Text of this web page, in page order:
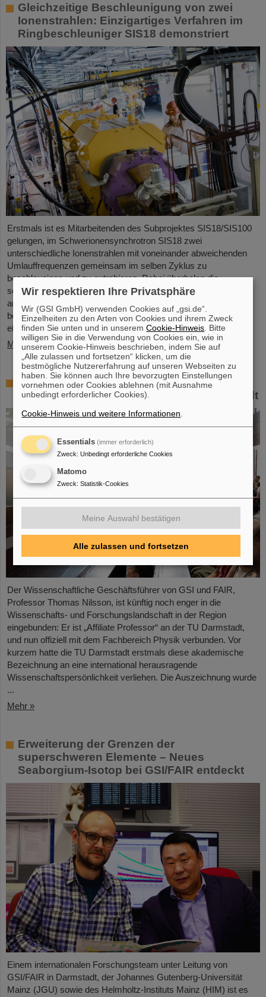
Gleichzeitige Beschleunigung von zwei
Ionenstrahlen: Einzigartiges Verfahren im
Ringbeschleuniger SIS18 demonstriert
Erstmals ist es Mitarbeitenden des Subprojektes SIS18/SIS100
gelungen, im Schwerionensynchrotron SIS18 zwei
unterschiedliche Ionenstrahlen mit voneinander abweichenden
Umlauffrequenzen gemeinsam im selben Zyklus zu
beschleunigen und zu extrahieren. Dabei überholen die
schnelleren Ionen des einen Strahls die langsameren Ionen des
anderen Strahls ständig, so dass sich die Teilchenpakete der
beiden Strahlen immer wieder durchdringen. Dieses weltweit
einmalige Verfahren unterstreicht eindrucksvoll…
Mehr »
Auszeichnung: Professor Thomas Nilsson
ist „Affiliate Professor“ an der TU Darmstadt
Der Wissenschaftliche Geschäftsführer von GSI und FAIR,
Professor Thomas Nilsson, ist künftig noch enger in die
Wissenschafts- und Forschungslandschaft in der Region
eingebunden: Er ist „Affiliate Professor“ an der TU Darmstadt,
und nun offiziell mit dem Fachbereich Physik verbunden. Vor
kurzem hatte die TU Darmstadt erstmals diese akademische
Bezeichnung an eine international herausragende
Wissenschaftspersönlichkeit verliehen. Die Auszeichnung wurde
...
Mehr »
Erweiterung der Grenzen der
superschweren Elemente – Neues
Seaborgium-Isotop bei GSI/FAIR entdeckt
Einem internationalen Forschungsteam unter Leitung von
GSI/FAIR in Darmstadt, der Johannes Gutenberg-Universität
Mainz (JGU) sowie des Helmholtz-Instituts Mainz (HIM) ist es
Wir respektieren Ihre Privatsphäre
Wir (GSI GmbH) verwenden Cookies auf „gsi.de“.
Einzelheiten zu den Arten von Cookies und ihrem Zweck
finden Sie unten und in unseremCookie-Hinweis . Bitte
willigen Sie in die Verwendung von Cookies ein, wie in
unserem Cookie-Hinweis beschrieben, indem Sie auf
„Alle zulassen und fortsetzen“ klicken, um die
bestmögliche Nutzererfahrung auf unseren Webseiten zu
haben. Sie können auch Ihre bevorzugten Einstellungen
vornehmen oder Cookies ablehnen (mit Ausnahme
unbedingt erforderlicher Cookies).
Cookie-Hinweis und weitere Informationen
Essentials (immer erforderlich)
Zweck: Unbedingt erforderliche Cookies
Matomo
Zweck: Statistik-Cookies
Meine Auswahl bestätigen
Alle zulassen und fortsetzen